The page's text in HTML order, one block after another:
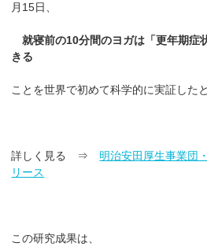
月15日、
就寝前の10分間のヨガは「更年期症
きる
ことを世界で初めて科学的に実証した
詳しく見る ⇒ 明治安田厚生事業団
リース
この研究成果は、